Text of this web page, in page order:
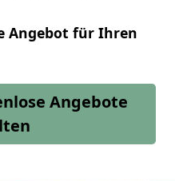
Angebot für Ihren
Angebote